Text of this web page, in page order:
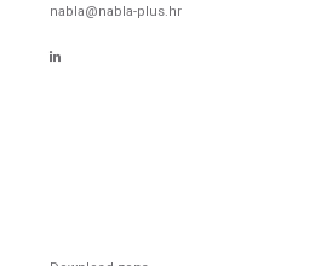
nabla@nabla-plus.hr